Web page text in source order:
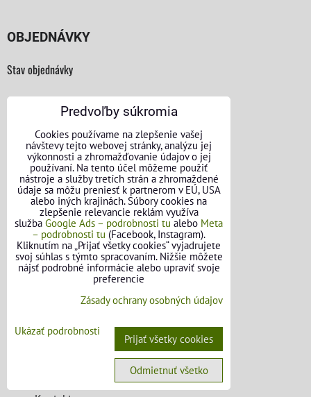
OBJEDNÁVKY
Stav objednávky
KONTAKTNÉ ÚDAJE
Predvoľby súkromia
Cookies používame na zlepšenie vašej
návštevy tejto webovej stránky, analýzu jej
výkonnosti a zhromažďovanie údajov o jej
používaní. Na tento účel môžeme použiť
nástroje a služby tretích strán a zhromaždené
údaje sa môžu preniesť k partnerom v EÚ, USA
alebo iných krajinách. Súbory cookies na
zlepšenie relevancie reklám využíva
služba Google Ads – podrobnosti tu alebo Meta
– podrobnosti tu (Facebook, Instagram).
Kliknutím na „Prijať všetky cookies“ vyjadrujete
svoj súhlas s týmto spracovaním. Nižšie môžete
nájsť podrobné informácie alebo upraviť svoje
preferencie
Zásady ochrany osobných údajov
Ukázať podrobnosti
Prijať všetky cookies
Odmietnuť všetko